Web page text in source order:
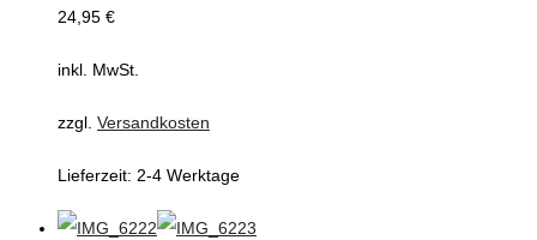
24,95 €
inkl. MwSt.
zzgl. Versandkosten
Lieferzeit: 2-4 Werktage